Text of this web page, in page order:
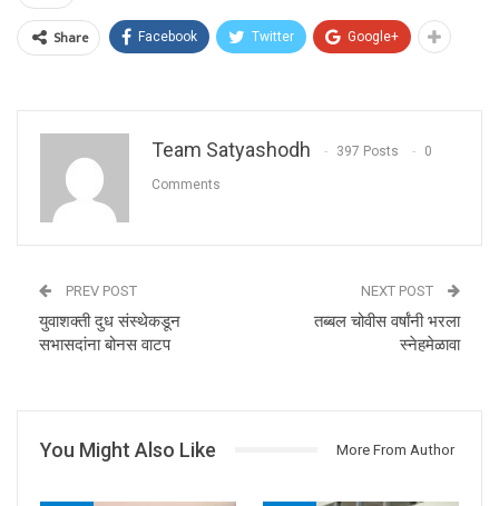
Share Facebook Twitter Google+
Team Satyashodh 397 Posts 0
Comments
PREV POST
युवाशक्ती दुध संस्थेकडून
सभासदांना बोनस वाटप
NEXT POST
तब्बल चोवीस वर्षांनी भरला
स्नेहमेळावा
You Might Also Like More From Author